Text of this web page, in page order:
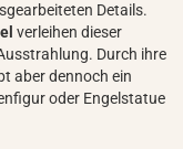
Details.
verleihen dieser
Durch ihre
aber dennoch ein
oder Engelstatue